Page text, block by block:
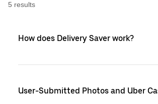
5 results
How does Delivery Saver work?
User-Submitted Photos and Uber